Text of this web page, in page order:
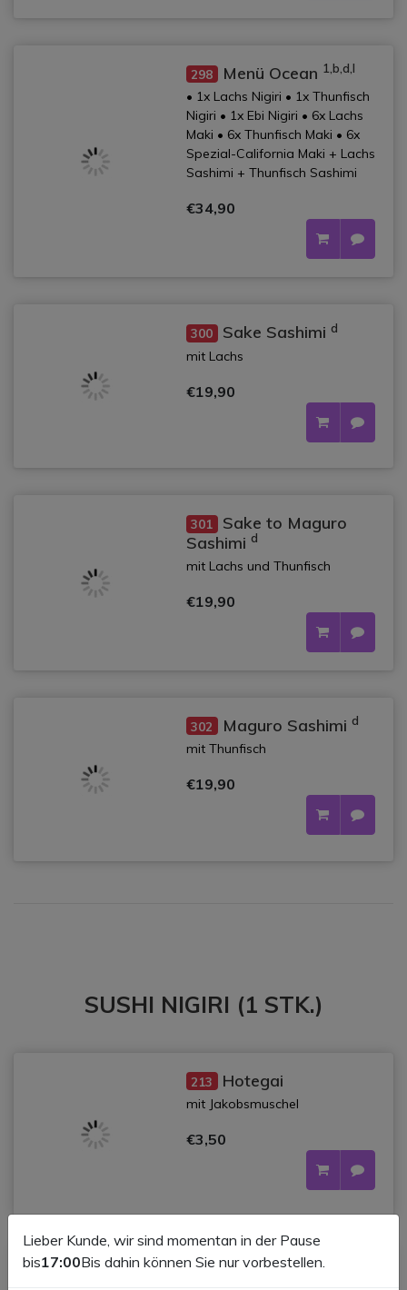
298 Menü Ocean 1,b,d,l
• 1x Lachs Nigiri • 1x Thunfisch
Nigiri • 1x Ebi Nigiri • 6x Lachs
Maki • 6x Thunfisch Maki • 6x
Spezial-California Maki + Lachs
Sashimi + Thunfisch Sashimi
€34,90
300 Sake Sashimi d
mit Lachs
€19,90
301 Sake to Maguro
Sashimi d
mit Lachs und Thunfisch
€19,90
302 Maguro Sashimi d
mit Thunfisch
€19,90
SUSHI NIGIRI (1 STK.)
213 Hotegai
mit Jakobsmuschel
€3,50
201 Tamagod
Lieber Kunde, wir sind momentan in der Pause
bis17:00Bis dahin können Sie nur vorbestellen.